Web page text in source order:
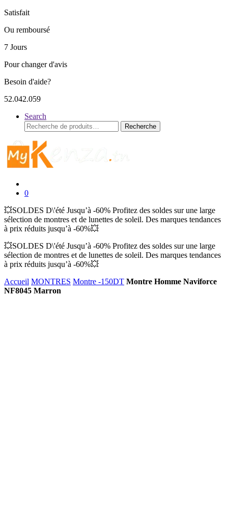
Satisfait
Ou remboursé
7 Jours
Pour changer d'avis
Besoin d'aide?
52.042.059
Search
Recherche
pour :
Recherche
0
💥SOLDES D\'été Jusqu’à -60% Profitez des soldes sur une large
sélection de montres et de lunettes de soleil. Des marques tendances
à prix réduits jusqu’à -60%💥
💥SOLDES D\'été Jusqu’à -60% Profitez des soldes sur une large
sélection de montres et de lunettes de soleil. Des marques tendances
à prix réduits jusqu’à -60%💥
Accueil MONTRES Montre -150DT Montre Homme Naviforce
NF8045 Marron